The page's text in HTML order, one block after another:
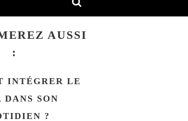
AUSSI
:
INTÉGRER LE
DANS SON
?